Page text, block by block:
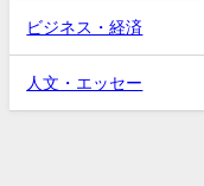
ビジネス・経済
人文・エッセー